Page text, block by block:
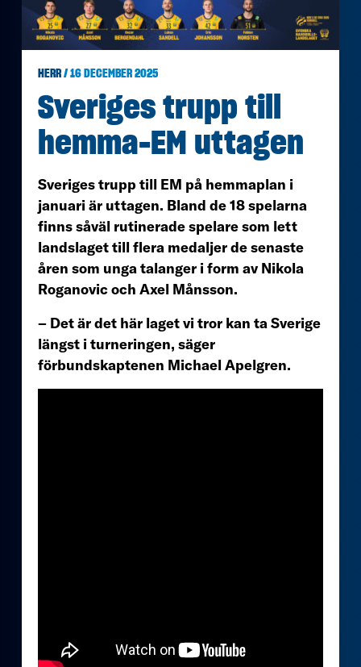
HERR/ 16 DECEMBER 2025
Sveriges trupp till
hemma-EM uttagen
Sveriges trupp till EM på hemmaplan i
januari är uttagen. Bland de 18 spelarna
finns såväl rutinerade spelare som lett
landslaget till flera medaljer de senaste
åren som unga talanger i form av Nikola
Roganovic och Axel Månsson.
– Det är det här laget vi tror kan ta Sverige
längst i turneringen, säger
förbundskaptenen Michael Apelgren.